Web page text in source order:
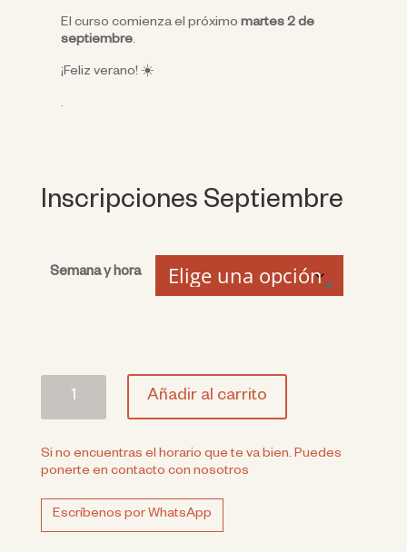
El curso comienza el próximo martes 2 de
septiembre.
¡Feliz verano! ☀️
.
Inscripciones Septiembre
Semana y hora
Septiembre
cantidad
Añadir al carrito
Si no encuentras el horario que te va bien. Puedes
ponerte en contacto con nosotros
Escríbenos por WhatsApp